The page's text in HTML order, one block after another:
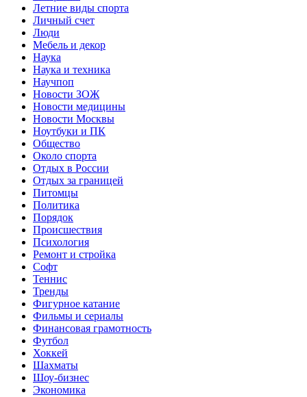
Летние виды спорта
Личный счет
Люди
Мебель и декор
Наука
Наука и техника
Научпоп
Новости ЗОЖ
Новости медицины
Новости Москвы
Ноутбуки и ПК
Общество
Около спорта
Отдых в России
Отдых за границей
Питомцы
Политика
Порядок
Происшествия
Психология
Ремонт и стройка
Софт
Теннис
Тренды
Фигурное катание
Фильмы и сериалы
Финансовая грамотность
Футбол
Хоккей
Шахматы
Шоу-бизнес
Экономика